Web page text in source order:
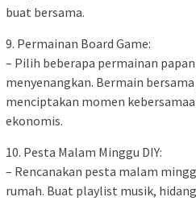
buat bersama.
9. Permainan Board Game:
– Pilih beberapa permainan
menyenangkan. Bermain
menciptakan momen
ekonomis.
10. Pesta Malam Minggu DIY:
– Rencanakan pesta malam
rumah. Buat playlist musik,